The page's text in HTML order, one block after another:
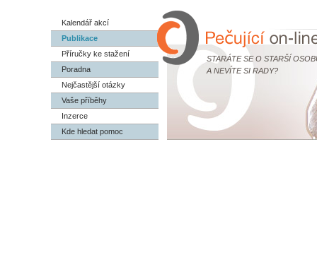
STARÁTE SE O STARŠÍ
A NEVÍTE SI RADY?
Kalendář akcí
Publikace
Příručky ke stažení
Poradna
Nejčastější otázky
Vaše příběhy
Inzerce
Kde hledat pomoc